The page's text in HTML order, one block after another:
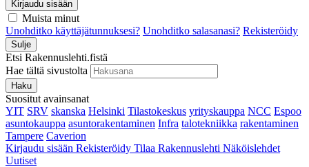
Kirjaudu sisään
Muista minut
Unohditko käyttäjätunnuksesi? Unohditko salasanasi? Rekisteröidy
Sulje
Etsi Rakennuslehti.fistä
Hae tältä sivustolta
Haku
Suositut avainsanat
YIT SRV skanska Helsinki Tilastokeskus yrityskauppa NCC Espoo
asuntokauppa asuntorakentaminen Infra talotekniikka rakentaminen
Tampere Caverion
Kirjaudu sisään Rekisteröidy Tilaa Rakennuslehti Näköislehdet
Uutiset